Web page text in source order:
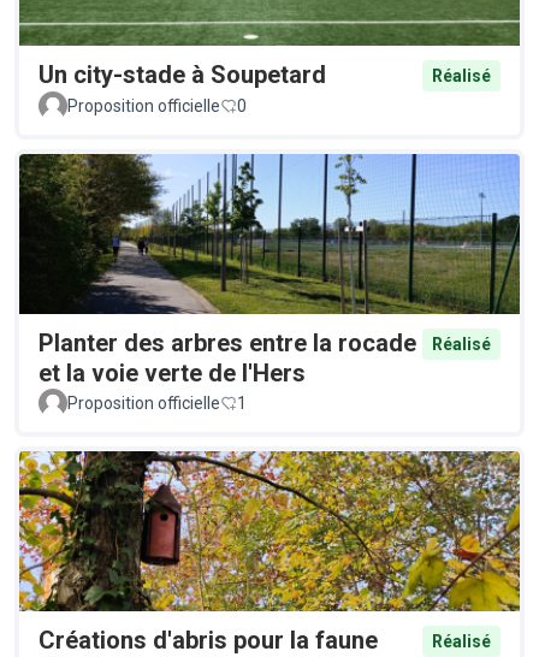
Un city-stade à Soupetard
Réalisé
Proposition officielle
0
Planter des arbres entre la rocade
et la voie verte de l'Hers
Réalisé
Proposition officielle 1
Créations d'abris pour la faune
Réalisé